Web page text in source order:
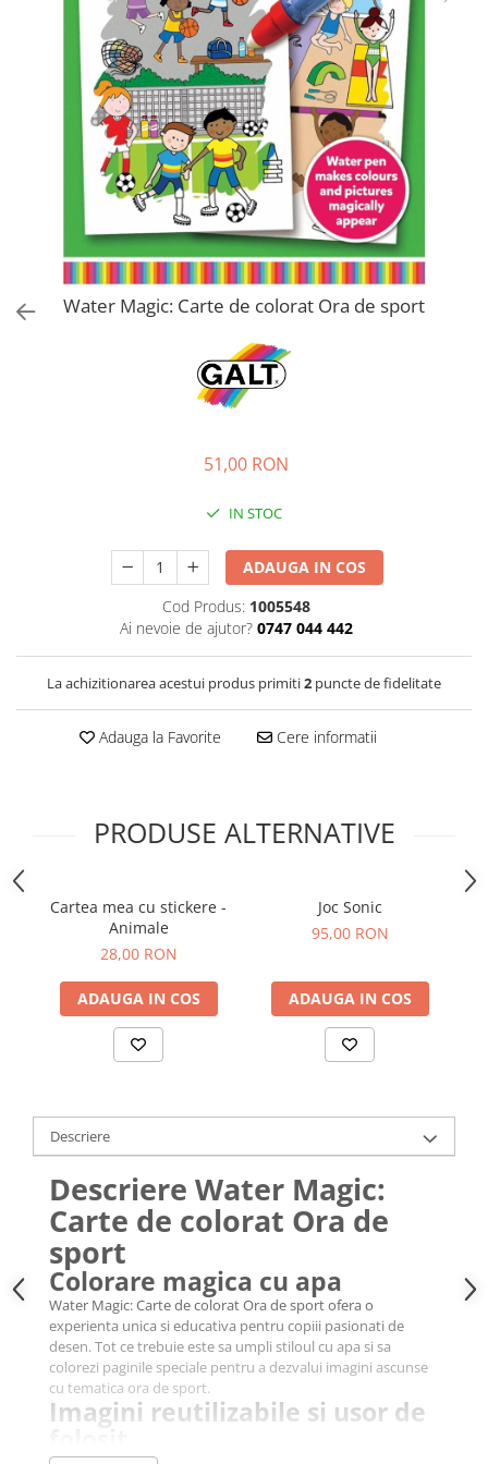
Decoratiuni
Jucarii educative
Figurine jucarii mici
Jucarii electronice
Jucarii interactive
Frumusete si Bijuterii
Jocuri de societate
Water Magic: Carte de colorat Ora de sport
51,00 RON
IN STOC
ADAUGA IN COS
Cod Produs: 1005548
Ai nevoie de ajutor? 0747 044 442
La achizitionarea acestui produs primiti2 puncte de fidelitate
Adauga la Favorite Cere informatii
PRODUSE ALTERNATIVE
Cartea mea cu stickere -
Animale
28,00 RON
ADAUGA IN COS
Joc Sonic
95,00 RON
ADAUGA IN COS
Descriere
Descriere Water Magic:
Carte de colorat Ora de
sport
Colorare magica cu apa
Water Magic: Carte de colorat Ora de sport ofera o
experienta unica si educativa pentru copiii pasionati de
desen. Tot ce trebuie este sa umpli stiloul cu apa si sa
colorezi paginile speciale pentru a dezvalui imagini ascunse
cu tematica ora de sport.
Imagini reutilizabile si usor de